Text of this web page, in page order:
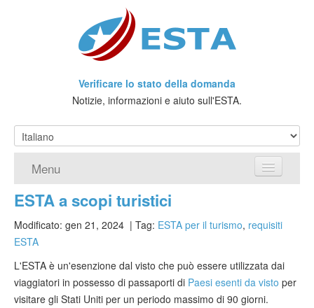
Verificare lo stato della domanda
Notizie, informazioni e aiuto sull'ESTA.
Menu
Home
Richiedere ESTA
Che cos'è l'ESTA?
Viaggio senza Visto
ESTA a scopi turistici
Modificato: gen 21, 2024 | Tag: ESTA per il turismo, requisiti
ESTA
L'ESTA è un'esenzione dal visto che può essere utilizzata dai
viaggiatori in possesso di passaporti di Paesi esenti da visto per
visitare gli Stati Uniti per un periodo massimo di 90 giorni.